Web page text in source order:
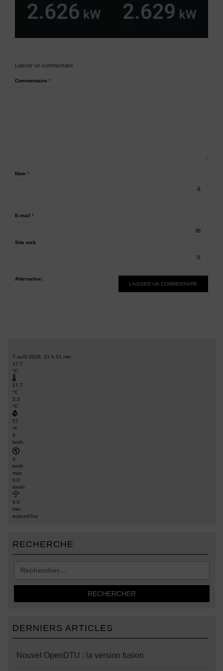
Laisser un commentaire
Commentaire *
Nom *
E-mail *
Site web
Alternative:
7 août 2026, 21 h 51 min
17.7
°C
17.7
°C
5.3
°C
57
%
0
km/h
0
km/h
max
0.0
mm/h
0.0
mm
aujourd’hui
RECHERCHE
DERNIERS ARTICLES
Nouvel OpenDTU : la version fusion